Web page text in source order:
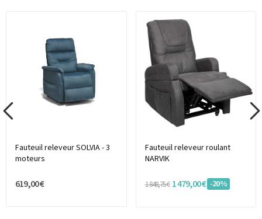
Fauteuil releveur SOLVIA - 3
moteurs
619,00 €
Fauteuil releveur roulant
NARVIK
1 848,75 € 1 479,00 € -20%